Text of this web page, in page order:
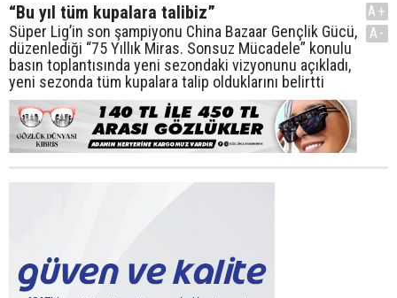
“Bu yıl tüm kupalara talibiz”
Süper Lig’in son şampiyonu China Bazaar Gençlik Gücü,
düzenlediği “75 Yıllık Miras. Sonsuz Mücadele” konulu
basın toplantısında yeni sezondaki vizyonunu açıkladı,
yeni sezonda tüm kupalara talip olduklarını belirtti
A+
A-